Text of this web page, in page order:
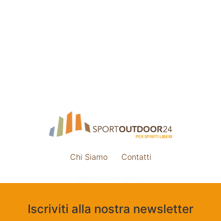
Chi Siamo Contatti
Iscriviti alla nostra newsletter